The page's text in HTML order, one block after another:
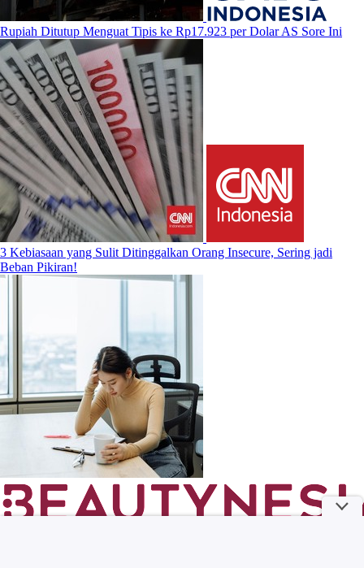
Rupiah Ditutup Menguat Tipis ke Rp17.923 per Dolar AS Sore Ini
3 Kebiasaan yang Sulit Ditinggalkan Orang Insecure, Sering jadi
Beban Pikiran!